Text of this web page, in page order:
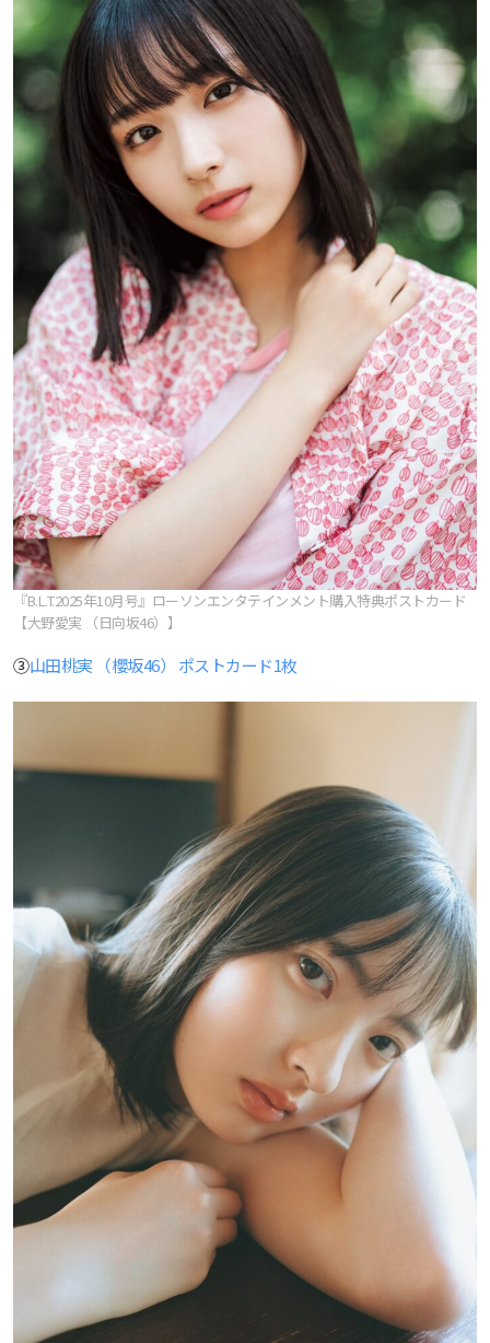
『B.L.T.2025年10月号』ローソンエンタテインメント購入特典ポストカード
【大野愛実 （日向坂46）】
③山田桃実 （櫻坂46） ポストカード1枚